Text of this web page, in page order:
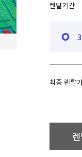
렌탈기간
최종 렌탈